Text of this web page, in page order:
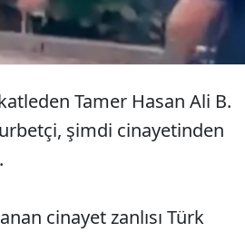
Tamer Hasan Ali B.
şimdi cinayetinden
cinayet zanlısı Türk